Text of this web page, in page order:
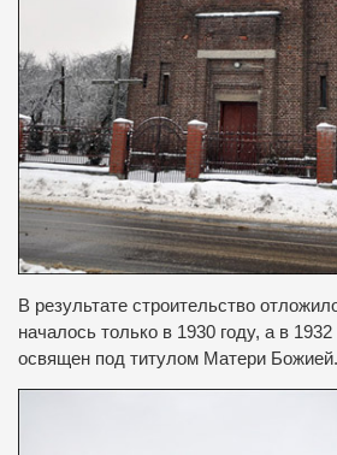
В результате строительство
началось только в 1930 году, а в
освящен под титулом Матери Божией.